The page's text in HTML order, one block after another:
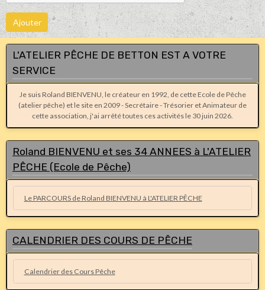
Ajouter
L'ATELIER PÊCHE DE BETTON EST A VOTRE
SERVICE
Je suis Roland BIENVENU, le créateur en 1992, de cette Ecole de Pêche
(atelier pêche) et le site en 2009 - Secrétaire - Trésorier et Animateur de
cette association, j'ai arrêté toutes ces activités le 30 juin 2026.
Roland BIENVENU et ses 34 ANNEES à L'ATELIER
PÊCHE (Ecole de Pêche)
Le PARCOURS de Roland BIENVENU à L'ATELIER PÊCHE
CALENDRIER DES COURS DE PÊCHE
Calendrier des Cours Pêche